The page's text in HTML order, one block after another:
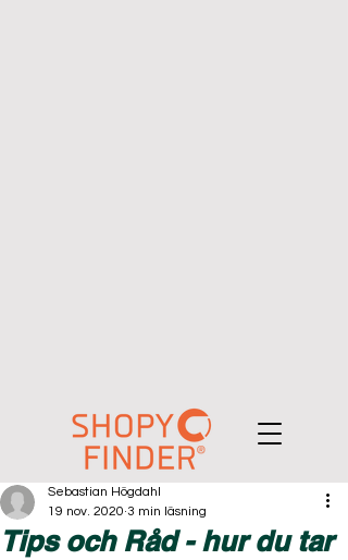
Tips och Råd - hur du tar
Sebastian Högdahl
19 nov. 2020 3 min läsning